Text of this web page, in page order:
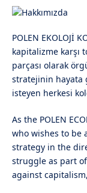
POLEN EKOLOJİ
kapitalizme karşı
parçası olarak
stratejinin hayata
isteyen herkesi
As the POLEN
who wishes to be
strategy in the
struggle as part
against